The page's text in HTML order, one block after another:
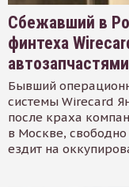
Сбежавший в
финтеха
автозапчастями
Бывший
системы Wirecard
после краха
в Москве,
ездит на